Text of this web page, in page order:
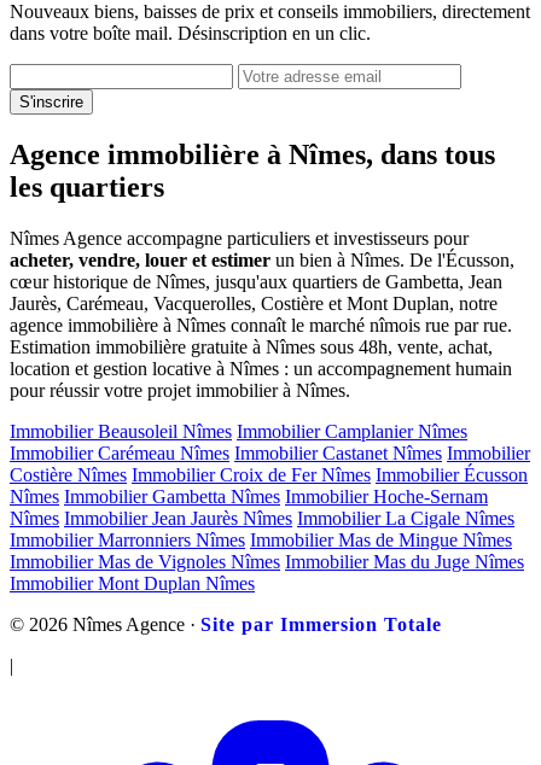
Nouveaux biens, baisses de prix et conseils immobiliers, directement
dans votre boîte mail. Désinscription en un clic.
S'inscrire
Agence immobilière à Nîmes, dans tous
les quartiers
Nîmes Agence accompagne particuliers et investisseurs pour
acheter, vendre, louer et estimer un bien à Nîmes. De l'Écusson,
cœur historique de Nîmes, jusqu'aux quartiers de Gambetta, Jean
Jaurès, Carémeau, Vacquerolles, Costière et Mont Duplan, notre
agence immobilière à Nîmes connaît le marché nîmois rue par rue.
Estimation immobilière gratuite à Nîmes sous 48h, vente, achat,
location et gestion locative à Nîmes : un accompagnement humain
pour réussir votre projet immobilier à Nîmes.
Immobilier Beausoleil Nîmes Immobilier Camplanier Nîmes
Immobilier Carémeau Nîmes Immobilier Castanet Nîmes Immobilier
Costière Nîmes Immobilier Croix de Fer Nîmes Immobilier Écusson
Nîmes Immobilier Gambetta Nîmes Immobilier Hoche-Sernam
Nîmes Immobilier Jean Jaurès Nîmes Immobilier La Cigale Nîmes
Immobilier Marronniers Nîmes Immobilier Mas de Mingue Nîmes
Immobilier Mas de Vignoles Nîmes Immobilier Mas du Juge Nîmes
Immobilier Mont Duplan Nîmes
© 2026 Nîmes Agence · Site par Immersion Totale
|